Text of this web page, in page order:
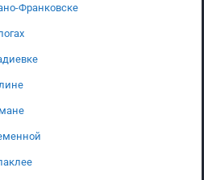
Франковске